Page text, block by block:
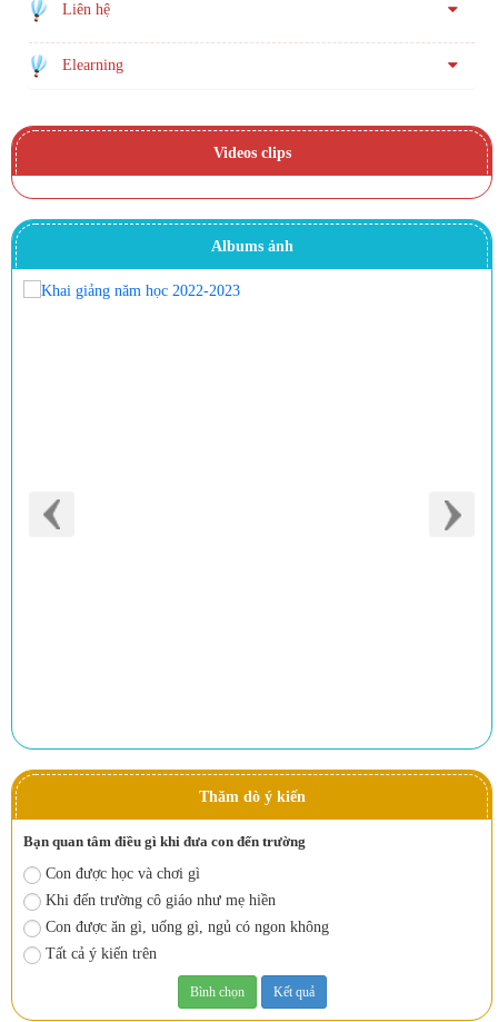
Liên hệ
Elearning
Videos clips
Albums ảnh
Thăm dò ý kiến
Bạn quan tâm điều gì khi đưa con đến trường
Con được học và chơi gì
Khi đến trường cô giáo như mẹ hiền
Con được ăn gì, uống gì, ngủ có ngon không
Tất cả ý kiến trên